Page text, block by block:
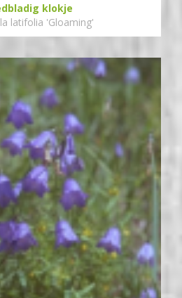
klokje
latifolia 'Gloaming'